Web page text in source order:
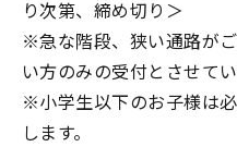
り次第、締め切り＞
※急な階段、狭い通路が
い方のみの受付とさせてい
※小学生以下のお子様は
します。